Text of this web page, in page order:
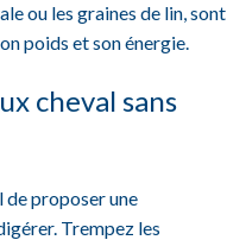
ou les graines de lin, sont
poids et son énergie.
cheval sans
de proposer une
Trempez les